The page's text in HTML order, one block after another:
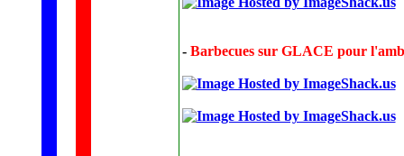
- Barbecues sur GLACE pour